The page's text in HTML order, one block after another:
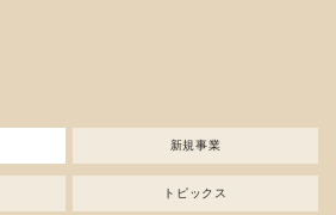
新規事業
トピックス